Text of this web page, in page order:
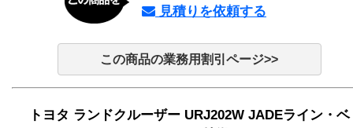
見積りを依頼する
この商品の業務用割引ページ>>
トヨタ ランドクルーザー URJ202W JADEライン・ベ